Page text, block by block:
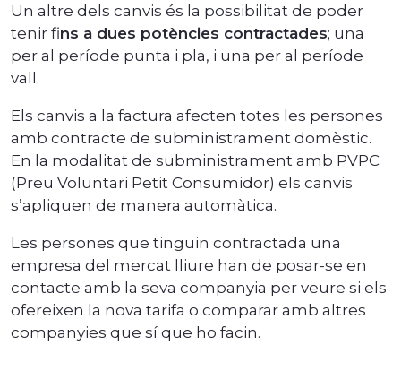
Un altre dels canvis és la possibilitat de poder
tenir fins a dues potències contractades; una
per al període punta i pla, i una per al període
vall.
Els canvis a la factura afecten totes les persones
amb contracte de subministrament domèstic.
En la modalitat de subministrament amb PVPC
(Preu Voluntari Petit Consumidor) els canvis
s’apliquen de manera automàtica.
Les persones que tinguin contractada una
empresa del mercat lliure han de posar-se en
contacte amb la seva companyia per veure si els
ofereixen la nova tarifa o comparar amb altres
companyies que sí que ho facin.